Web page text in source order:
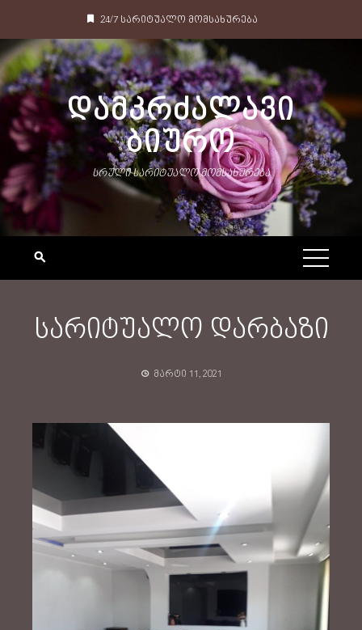
24/7 სარიტუალო მომსახურება
ᲓᲐᲛᲙᲠᲫᲐᲚᲐᲕᲘ
ᲑᲘᲣᲠᲝ
სრული სარიტუალო მომსახურება
სარიტუალო დარბაზი
მარტი 11, 2021